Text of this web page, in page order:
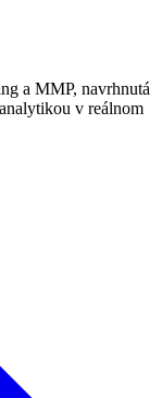
a MMP, navrhnutá
v reálnom